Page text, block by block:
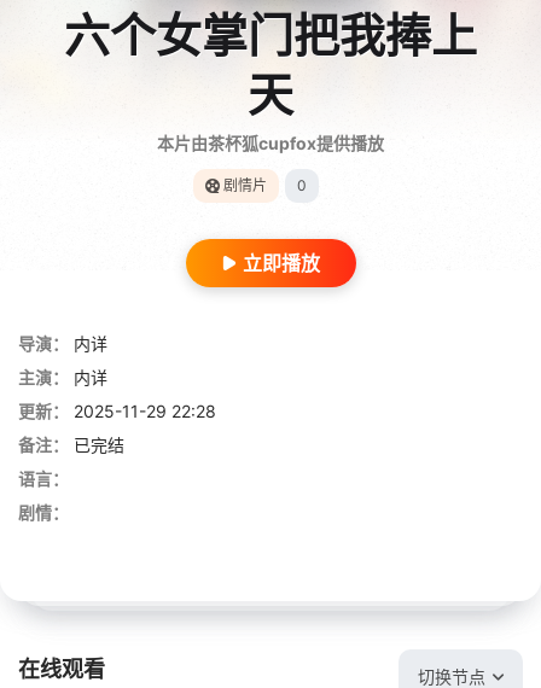
六个女掌门把我捧上
天
本片由茶杯狐cupfox提供播放
剧情片 0
立即播放
导演：
内详
主演：
内详
更新：
2025-11-29 22:28
备注：
已完结
语言：
剧情：
在线观看 切换节点